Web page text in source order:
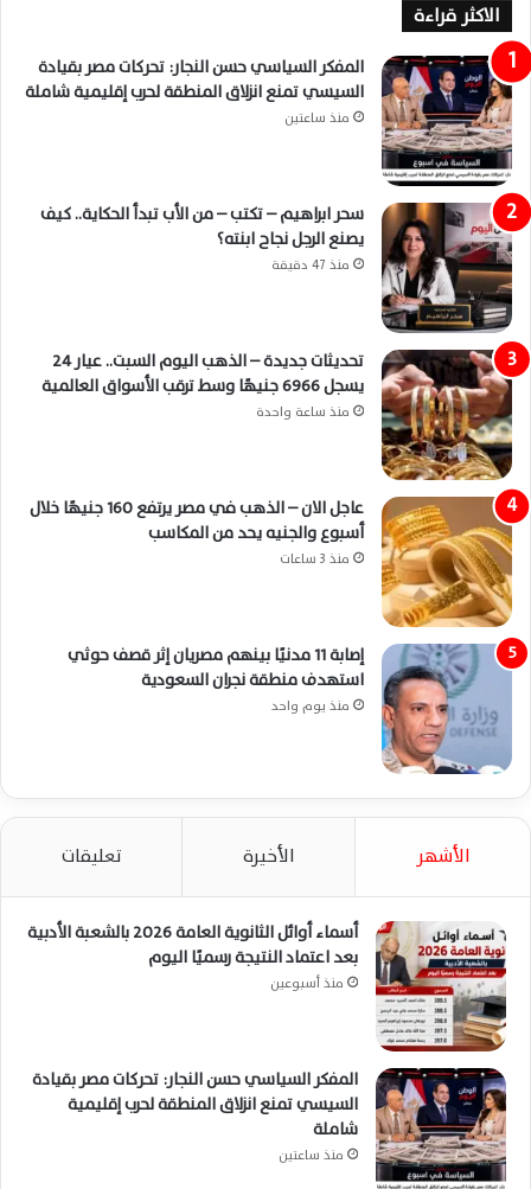
الاكثر قراءة
المفكر السياسي حسن النجار: تحركات مصر بقيادة
السيسي تمنع انزلاق المنطقة لحرب إقليمية شاملة
منذ ساعتين
سحر ابراهيم – تكتب – من الأب تبدأ الحكاية.. كيف
يصنع الرجل نجاح ابنته؟
منذ 47 دقيقة
تحديثات جديدة – الذهب اليوم السبت.. عيار 24
يسجل 6966 جنيهًا وسط ترقب الأسواق العالمية
منذ ساعة واحدة
عاجل الان – الذهب في مصر يرتفع 160 جنيهًا خلال
أسبوع والجنيه يحد من المكاسب
منذ 3 ساعات
إصابة 11 مدنيًا بينهم مصريان إثر قصف حوثي
استهدف منطقة نجران السعودية
منذ يوم واحد
الأشهر الأخيرة تعليقات
أسماء أوائل الثانوية العامة 2026 بالشعبة الأدبية
بعد اعتماد النتيجة رسميًا اليوم
منذ أسبوعين
المفكر السياسي حسن النجار: تحركات مصر بقيادة
السيسي تمنع انزلاق المنطقة لحرب إقليمية
شاملة
منذ ساعتين